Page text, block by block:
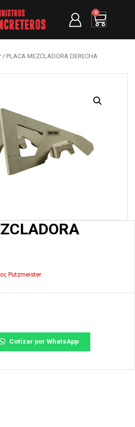
0
/ PLACA MEZCLADORA DERECHA
, Putzmeister
Cotizar por WhatsApp